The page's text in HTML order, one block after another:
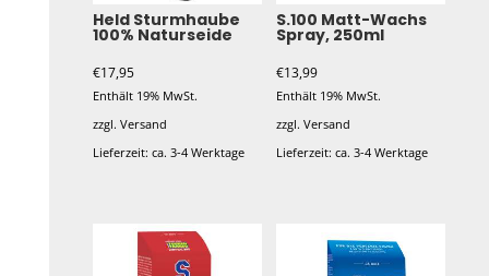
Held Sturmhaube
100% Naturseide
€17,95
Enthält 19% MwSt.
zzgl.Versand
Lieferzeit: ca. 3-4 Werktage
S.100 Matt-Wachs
Spray, 250ml
€13,99
Enthält 19% MwSt.
zzgl. Versand
Lieferzeit: ca. 3-4 Werktage